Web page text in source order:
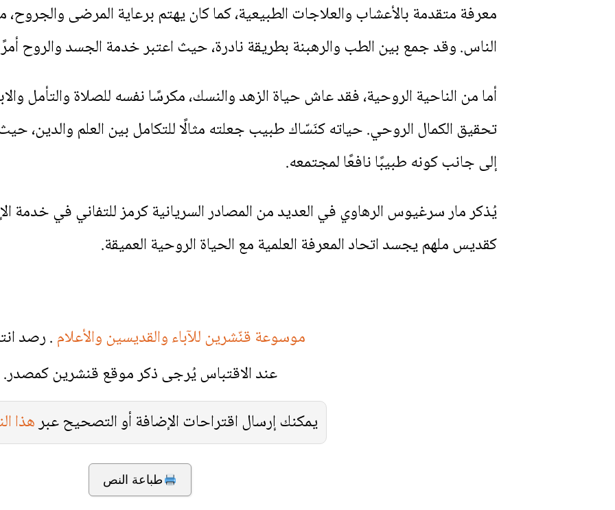
معرفة متقدمة بالأعشاب والعلاجات الطبيعية، كما كان يهتم برعاية المرضى
الناس. وقد جمع بين الطب والرهبنة بطريقة نادرة، حيث اعتبر خدمة الجسد والروح
أما من الناحية الروحية، فقد عاش حياة الزهد والنسك، مكرسًا نفسه للصلاة والتأمل
تحقيق الكمال الروحي. حياته كنَسّاك طبيب جعلته مثالًا للتكامل بين العلم والدين،
إلى جانب كونه طبيبًا نافعًا لمجتمعه.
يُذكر مار سرغيوس الرهاوي في العديد من المصادر السريانية كرمز للتفاني في خدمة
كقديس ملهم يجسد اتحاد المعرفة العلمية مع الحياة الروحية العميقة.
موسوعة قنّشرين للآباء والقديسين والأعلام. رصد
عند الاقتباس يُرجى ذكر موقع قنشرين كمصدر.
يمكنك إرسال اقتراحات الإضافة أو التصحيح عبرهذا
طباعة النص